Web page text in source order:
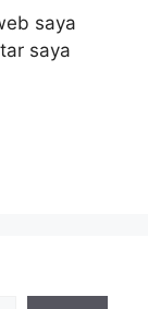
saya
saya